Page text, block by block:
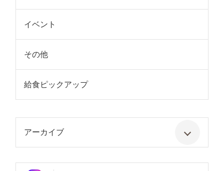
イベント
その他
給食ピックアップ
アーカイブ